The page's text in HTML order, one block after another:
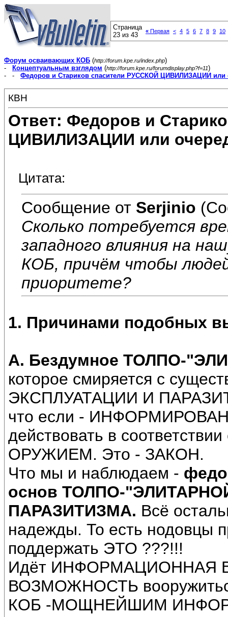
Страница
23 из 43
« Первая < 4 5 6 7 8 9 10
Форум осваивающих КОБ (http://forum.kpe.ru/index.php)
-
Концептуальным взглядом (http://forum.kpe.ru/forumdisplay.php?f=11)
- - Федоров и Стариков спасители РУССКОЙ ЦИВИЛИЗАЦИИ или
КВН
Ответ: Федоров и
ЦИВИЛИЗАЦИИ или
Цитата:
Сообщение от Serjinio
Сколько потребуется
западного влияния на
КОБ, причём чтобы
приоритете?
1. Причинами подобных
А. Бездумное ТОЛПО-
которое смиряется с
ЭКСПЛУАТАЦИИ И
что если -
действовать в
ОРУЖИЕМ. Это - ЗАКОН.
Что мы и наблюдаем -
основ ТОЛПО-
ПАРАЗИТИЗМА. Всё
надежды. То есть нодовцы
поддержать ЭТО ???!!!
Идёт ИНФОРМАЦИОННАЯ
ВОЗМОЖНОСТЬ
КОБ -МОЩНЕЙШИМ